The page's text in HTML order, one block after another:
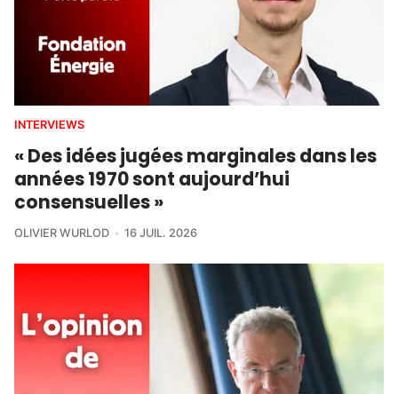
INTERVIEWS
« Des idées jugées marginales dans les
années 1970 sont aujourd’hui
consensuelles »
OLIVIER WURLOD 16 JUIL. 2026